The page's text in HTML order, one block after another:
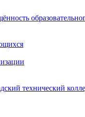
технический